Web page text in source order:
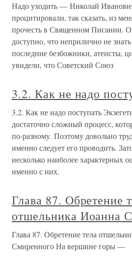
Надо уходить — Николай
процитировали, так сказать, из
прочесть в Священном Писании.
доступно, что неприлично не
последние безбожники, атеисты,
увидели, что Советский Союз
3.2. Как не надо
3.2. Как не надо поступать
достаточно сложный процесс,
по-разному. Поэтому довольно
именно следует его проводить.
несколько наиболее характерных
именно с них.
Глава 87. Обретение
отшельника Иоанна
Глава 87. Обретение тела
Смиренного На вершине горы —